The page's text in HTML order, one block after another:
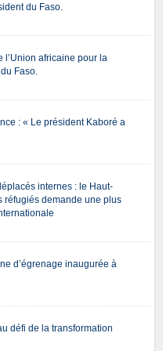
du Faso.
l’Union africaine pour la
Faso.
: « Le président Kaboré a
internes : le Haut-
réfugiés demande une plus
d’égrenage inaugurée à
défi de la transformation